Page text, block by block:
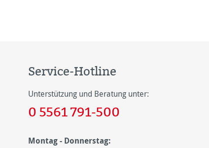
Service-Hotline
Unterstützung und Beratung unter:
0 5561 791-500
Montag - Donnerstag: